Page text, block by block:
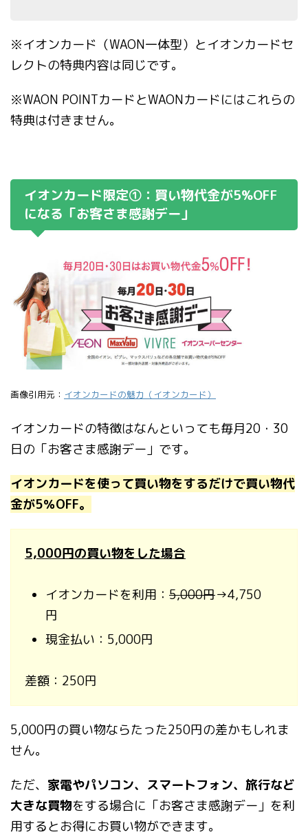
※イオンカード（WAON一体型）とイオンカードセ
レクトの特典内容は同じです。
※WAON POINTカードとWAONカードにはこれらの
特典は付きません。
イオンカード限定①：買い物代金が5%OFF
になる「お客さま感謝デー」
画像引用元： イオンカードの魅力（イオンカード）
イオンカードの特徴はなんといっても毎月20・30
日の「お客さま感謝デー」です。
イオンカードを使って買い物をするだけで買い物代
金が5％OFF。
5,000円の買い物をした場合
イオンカードを利用： 5,000円→4,750
円
現金払い：5,000円
差額：250円
5,000円の買い物ならたった250円の差かもしれま
せん。
ただ、 家電やパソコン、スマートフォン、旅行など
大きな買物をする場合に「お客さま感謝デー」を利
用するとお得にお買い物ができます。